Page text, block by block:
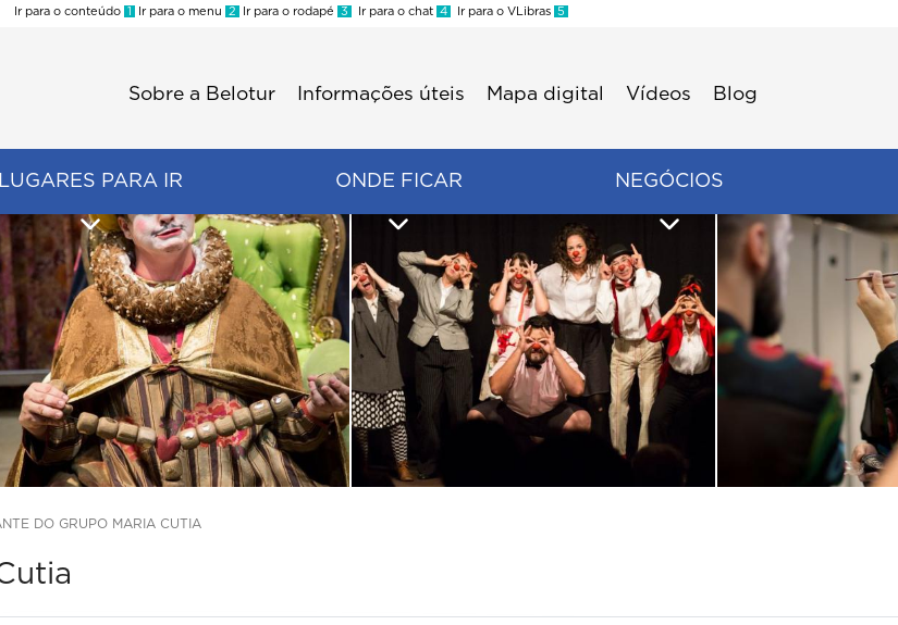
Ir para o conteúdo 1 Ir para o menu 2 Ir para o rodapé 3 Ir para o chat 4 Ir para o VLibras 5
Sobre a Belotur Informações úteis Mapa digital Vídeos Blog
LUGARES PARA IR ONDE FICAR NEGÓCIOS
DO GRUPO MARIA CUTIA